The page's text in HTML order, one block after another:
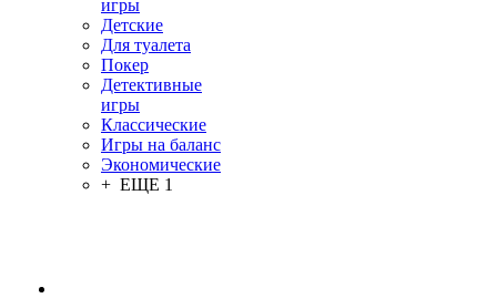
игры
Детские
Для туалета
Покер
Детективные
игры
Классические
Игры на баланс
Экономические
+ ЕЩЕ 1